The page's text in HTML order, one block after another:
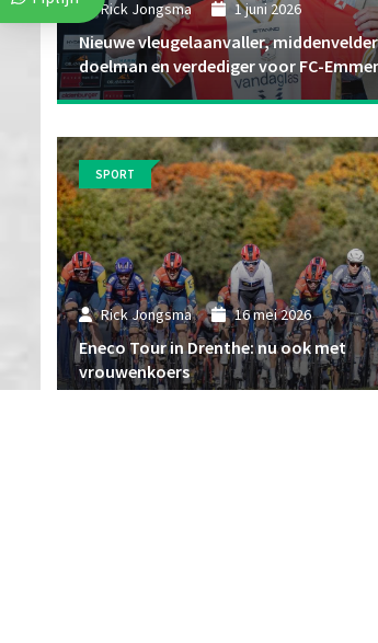
Rick Jongsma 1 juni 2026
Nieuwe vleugelaanvaller,
doelman en verdediger voor FC-
Rick Jongsma 16 mei 2026
Eneco Tour in Drenthe: nu ook met
vrouwenkoers
SPORT